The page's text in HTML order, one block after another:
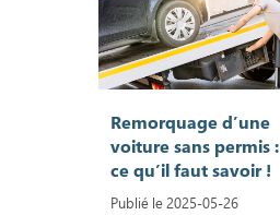
Remorquage d’une
voiture sans permis :
ce qu’il faut savoir !
Publié le 2025-05-26